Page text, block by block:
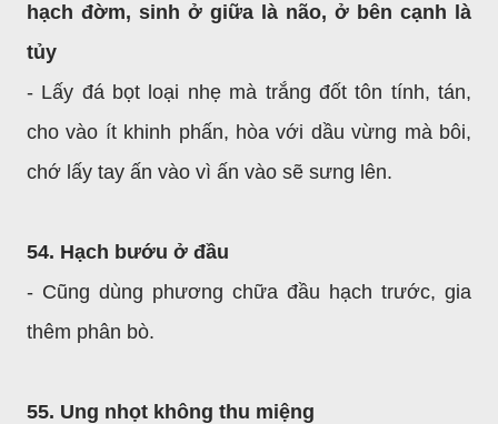
hạch đờm, sinh ở giữa là não, ở bên cạnh là
tủy
- Lấy đá bọt loại nhẹ mà trắng đốt tôn tính, tán,
cho vào ít khinh phấn, hòa với dầu vừng mà bôi,
chớ lấy tay ấn vào vì ấn vào sẽ sưng lên.
54. Hạch bướu ở đầu
- Cũng dùng phương chữa đầu hạch trước, gia
thêm phân bò.
55. Ung nhọt không thu miệng